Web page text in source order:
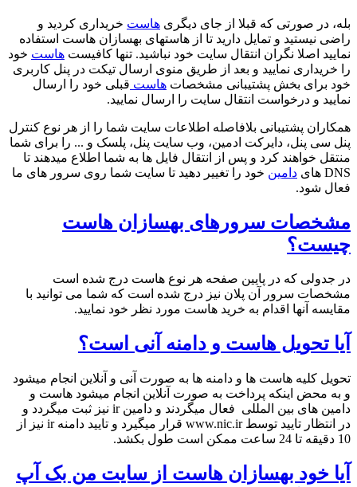
بله، در صورتی که قبلا از جای دیگری هاست خریداری کردید و
راضی نیستید و تمایل دارید تا از هاستهای بهسازان هاست استفاده
نمایید اصلا نگران انتقال سایت خود نباشید. تنها کافیست هاست خود
را خریداری نمایید و بعد از طریق منوی ارسال تیکت در پنل کاربری
خود برای بخش پشتیبانی مشخصات هاست قبلی خود را ارسال
نمایید و درخواست انتقال سایت را ارسال نمایید.
همکاران پشتیبانی بلافاصله اطلاعات سایت شما را از هر نوع کنترل
پنل سی پنل، دایرکت ادمین، وب سایت پنل، پلسک و ... را برای شما
منتقل خواهند کرد و پس از انتقال فایل ها به شما اطلاع میدهند تا
DNS های
دامین خود را تغییر دهید تا سایت شما روی سرور های ما
فعال شود.
مشخصات سرورهای بهسازان هاست
چیست؟
در جدولی که در پایین صفحه هر نوع هاست درج شده است
مشخصات سرور آن پلان نیز درج شده است که شما می توانید با
مقایسه آنها اقدام به خرید هاست مورد نظر خود نمایید.
آیا تحویل هاست و دامنه آنی است؟
تحویل کلیه هاست ها و دامنه ها به صورت آنی و آنلاین انجام میشود
و به محض اینکه پرداخت به صورت آنلاین انجام میشود هاست و
دامین های بین المللی فعال میگردند و دامین ir نیز ثبت میگردد و
در انتظار تایید توسط www.nic.ir قرار میگیرد و تایید دامنه ir نیز از
10 دقیقه تا 24 ساعت ممکن است طول بکشد.
آیا خود بهسازان هاست از سایت من بک آپ